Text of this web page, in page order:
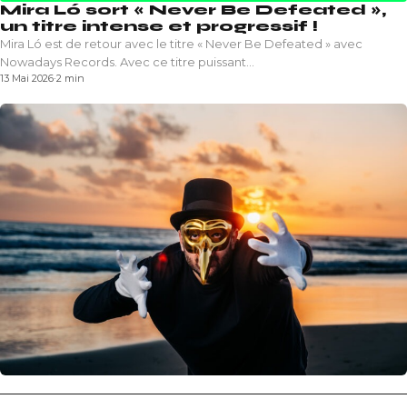
Mira Ló sort « Never Be Defeated »,
un titre intense et progressif !
Mira Ló est de retour avec le titre « Never Be Defeated » avec
Nowadays Records. Avec ce titre puissant…
13 Mai 2026·2 min